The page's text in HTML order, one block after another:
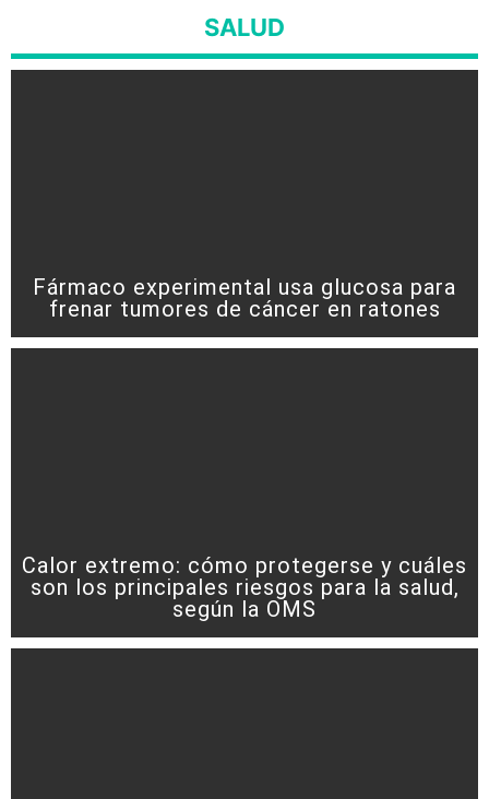
SALUD
Fármaco experimental usa glucosa para
frenar tumores de cáncer en ratones
Calor extremo: cómo protegerse y cuáles
son los principales riesgos para la salud,
según la OMS